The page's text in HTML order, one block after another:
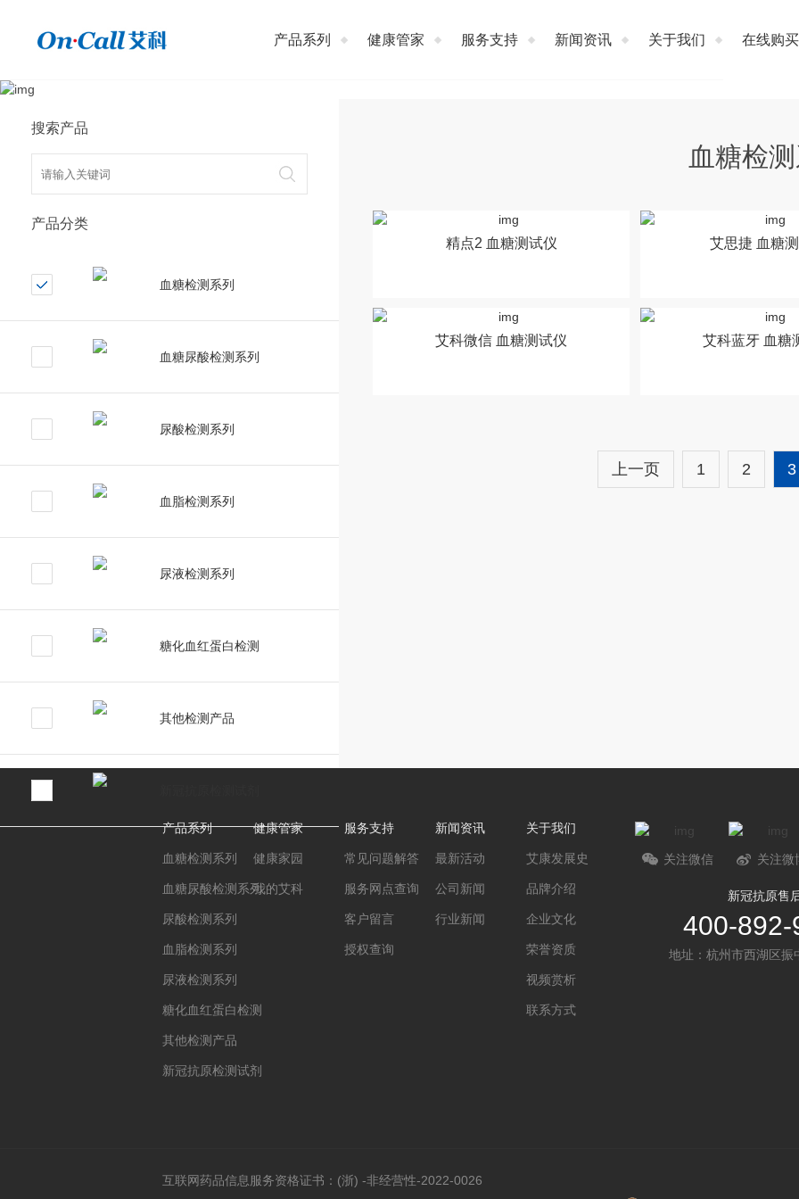
产品系列 健康管家 服务支持 新闻资讯 关于我们 在线购买
搜索产品
产品分类
血糖检测系列
血糖尿酸检测系列
尿酸检测系列
血脂检测系列
尿液检测系列
糖化血红蛋白检测
其他检测产品
血糖检测
精点2 血糖测试仪 艾思捷 血糖
艾科微信 血糖测试仪 艾科蓝牙 血糖
上一页 1 2 3
产品系列
血糖检测系列
血糖尿酸检测系列
尿酸检测系列
血脂检测系列
尿液检测系列
糖化血红蛋白检测
其他检测产品
新冠抗原检测试剂
健康管家
健康家园
我的艾科
服务支持
常见问题解答
服务网点查询
客户留言
授权查询
新闻资讯
最新活动
公司新闻
行业新闻
关于我们
艾康发展史
品牌介绍
企业文化
荣誉资质
视频赏析
联系方式
关注微信 关注微
新冠抗原售
400-892-
地址：杭州市西湖区振
互联网药品信息服务资格证书：(浙) -非经营性-2022-0026